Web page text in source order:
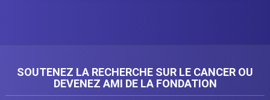
SOUTENEZ LA RECHERCHE SUR LE CANCER OU
DEVENEZ AMI DE LA FONDATION